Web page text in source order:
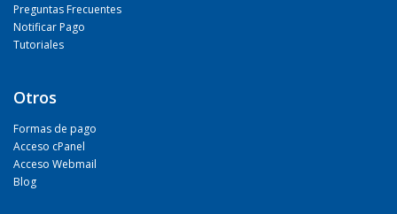
Preguntas Frecuentes
Notificar Pago
Tutoriales
Otros
Formas de pago
Acceso cPanel
Acceso Webmail
Blog